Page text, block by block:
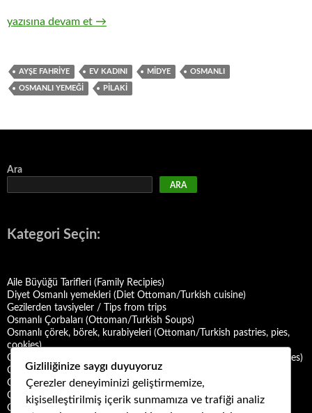
MİDYE PİLAKİSİ
yazısına devam et →
AYŞE FAHRIYE EV KADINI MIDYE OSMANLI
OSMANLI YEMEĞI PILAKI
Ara
ARA
Kategori Seçin:
Aile Büyüğü Tarifleri (Family Recipies)
Diyet Osmanlı yemekleri (Diet Ottoman/Turkish cuisine)
Gezilerden tavsiyeler / Tips from trips
Osmanlı Çorbaları (Ottoman/Turkish Soups)
Osmanlı çörek, börek, kurabiyeleri (Ottoman/Turkish pastries, pies,
cookies)
Osmanlı Deniz Mahsulü Yemekleri (Ottoman/Turkish Seafood Dishes)
Osmanlı Halk Yemekleri (Ottoman/Turkish Folk Cuisine)
Osmanlı Mezeleri (Ottoman Mezes/Appetizers)
Osmanlı Saray Yemekleri (Ottoman/Turkish Palace Cuisine)
Osmanlı Şerbet ve Hoşafları (Ottoman/Turkish Sherbets and
Gizliliğinize saygı duyuyoruz
Çerezler deneyiminizi geliştirmemize,
kişiselleştirilmiş içerik sunmamıza ve trafiği analiz